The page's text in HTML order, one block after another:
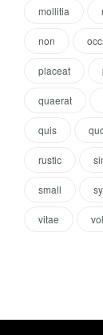
mollitia
non
placeat
quaerat
quis
rustic
small
vitae